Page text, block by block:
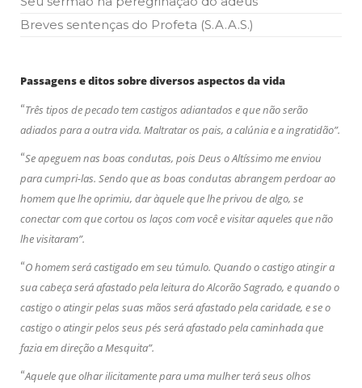
Na noite da quinta-feira, 03 de Abril, o Centro Islâmico no
Brasil recebeu em sua sede, em São Paulo, o ex-ministro das
Relações Exteriores da República Islâmica do Irã, Sr. Kamal
Breves sentenças do Profeta (S.A.A.S.)
Passagens e ditos sobre diversos aspectos da vida
“Três tipos de pecado tem castigos adiantados e que não serão
adiados para a outra vida. Maltratar os pais, a calúnia e a ingratidão”.
“Se apeguem nas boas condutas, pois Deus o Altíssimo me enviou
para cumpri-las. Sendo que as boas condutas abrangem perdoar ao
homem que lhe oprimiu, dar àquele que lhe privou de algo, se
conectar com que cortou os laços com você e visitar aqueles que não
lhe visitaram”.
“O homem será castigado em seu túmulo. Quando o castigo atingir a
sua cabeça será afastado pela leitura do Alcorão Sagrado, e quando o
castigo o atingir pelas suas mãos será afastado pela caridade, e se o
castigo o atingir pelos seus pés será afastado pela caminhada que
fazia em direção a Mesquita”.
“Aquele que olhar ilicitamente para uma mulher terá seus olhos